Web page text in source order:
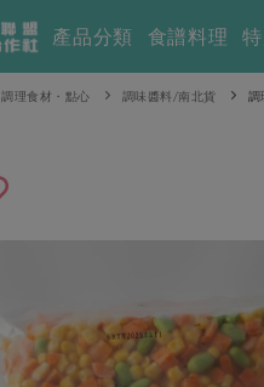
產品分類 食譜料理
調理食材・點心 調味醬料/南北貨 調